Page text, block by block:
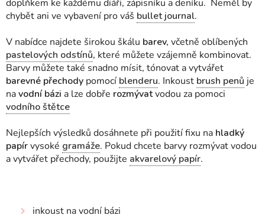
doplňkem ke každému diáři, zápisníku a deníku. Neměl by
chybět ani ve vybavení pro váš bullet journal.
V nabídce najdete širokou škálu barev, včetně oblíbených
pastelových odstínů, které můžete vzájemně kombinovat.
Barvy můžete také snadno mísit, tónovat a vytvářet
barevné přechody pomocí blenderu. Inkoust brush penů je
navodní bázi a lze dobře rozmývatvodou za pomoci
vodního štětce
Nejlepších výsledků dosáhnete při použití fixu na hladký
papírvysoké gramáže. Pokud chcete barvy rozmývat vodou
a vytvářet přechody, použijte akvarelový papír.
inkoust na vodní bázi